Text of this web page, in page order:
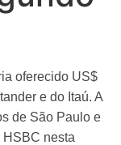
oferecido US$
e do Itaú. A
de São Paulo e
nesta